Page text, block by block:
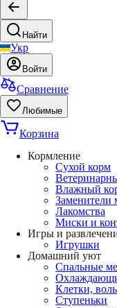
Найти
Укр
Войти
Сравнение
Любимые
Корзина
Кормление
Сухой корм
Влажный
Заменители
Лакомства
Миски и
Игры и
Игрушки
Домашний уют
Спальные
Клетки,
Ступеньки